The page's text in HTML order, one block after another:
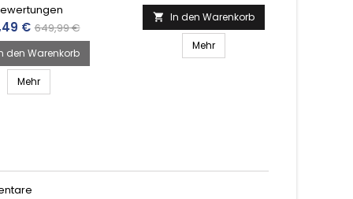
€ Verkaufspreis
649,99 €
den Warenkorb
Mehr
 In den Warenkorb
Mehr